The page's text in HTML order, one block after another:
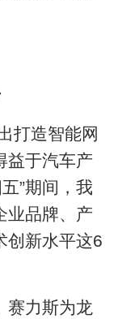
打造智能网
益于汽车产
”期间，我
业品牌、产
创新水平这6
赛力斯为龙